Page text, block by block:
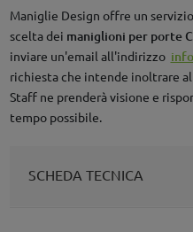
Maniglie Design offre un
scelta dei maniglioni per porte
inviare un'email all'indirizzo
richiesta che intende inoltrare
Staff ne prenderà visione e
tempo possibile.
SCHEDA TECNICA